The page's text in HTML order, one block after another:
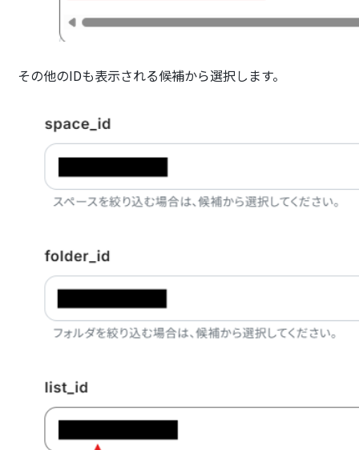
その他のIDも表示される候補から選択します。